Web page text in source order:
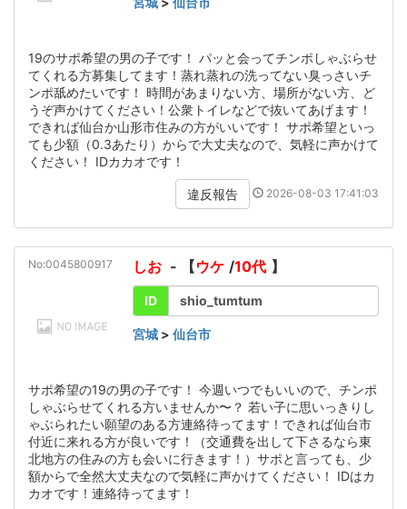
19のサポ希望の男の子です！ パッと会ってチンポしゃぶらせ
てくれる方募集してます！蒸れ蒸れの洗ってない臭っさいチ
ンポ舐めたいです！ 時間があまりない方、場所がない方、ど
うぞ声かけてください！公衆トイレなどで抜いてあげます！
できれば仙台か山形市住みの方がいいです！ サポ希望といっ
ても少額（0.3あたり）からで大丈夫なので、気軽に声かけて
ください！ IDカカオです！
違反報告 2026-08-03 17:41:03
No:0045800917 しお - 【ウケ /10代 】
ID shio_tumtum
宮城 > 仙台市
サポ希望の19の男の子です！ 今週いつでもいいので、チンポ
しゃぶらせてくれる方いませんか〜？ 若い子に思いっきりし
ゃぶられたい願望のある方連絡待ってます！できれば仙台市
付近に来れる方が良いです！（交通費を出して下さるなら東
北地方の住みの方も会いに行きます！）サポと言っても、少
額からで全然大丈夫なので気軽に声かけてください！ IDはカ
カオです！連絡待ってます！